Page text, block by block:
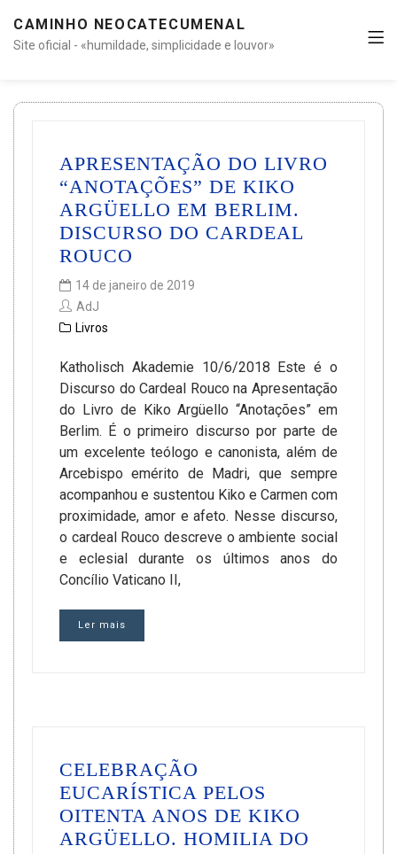
CAMINHO NEOCATECUMENAL
Site oficial - «humildade, simplicidade e louvor»
APRESENTAÇÃO DO LIVRO
“ANOTAÇÕES” DE KIKO
ARGÜELLO EM BERLIM.
DISCURSO DO CARDEAL
ROUCO
14 de janeiro de 2019
AdJ
Livros
Katholisch Akademie 10/6/2018 Este é o
Discurso do Cardeal Rouco na Apresentação
do Livro de Kiko Argüello “Anotações” em
Berlim. É o primeiro discurso por parte de
um excelente teólogo e canonista, além de
Arcebispo emérito de Madri, que sempre
acompanhou e sustentou Kiko e Carmen com
proximidade, amor e afeto. Nesse discurso,
o cardeal Rouco descreve o ambiente social
e eclesial durante os últimos anos do
Concílio Vaticano II,
Ler mais
CELEBRAÇÃO
EUCARÍSTICA PELOS
OITENTA ANOS DE KIKO
ARGÜELLO. HOMILIA DO